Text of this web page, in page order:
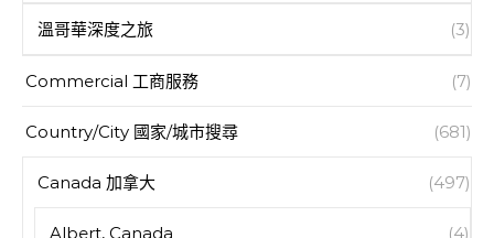
溫哥華深度之旅 (3)
Commercial 工商服務 (7)
Country/City 國家/城市搜尋 (681)
Canada 加拿大 (497)
Albert, Canada (4)